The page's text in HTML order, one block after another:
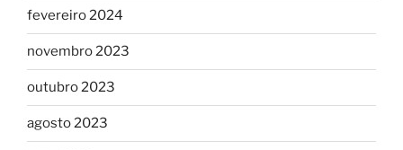
fevereiro 2024
novembro 2023
outubro 2023
agosto 2023